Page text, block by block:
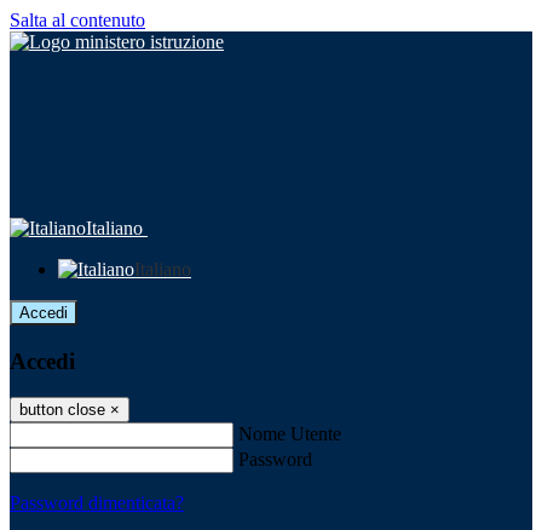
Salta al contenuto
Italiano
Italiano
Accedi
Accedi
button close ×
Nome Utente
Password
Password dimenticata?